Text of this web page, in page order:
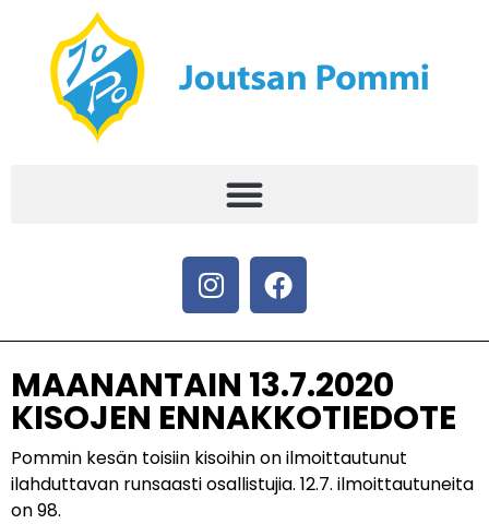
MAANANTAIN 13.7.2020
KISOJEN ENNAKKOTIEDOTE
Pommin kesän toisiin kisoihin on ilmoittautunut
ilahduttavan runsaasti osallistujia. 12.7. ilmoittautuneita
on 98.